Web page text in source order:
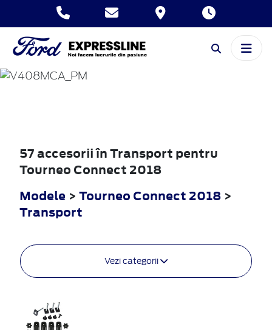
TOURNEO
CONNECT
57 accesorii în Transport pentru
Tourneo Connect 2018
Modele > Tourneo Connect 2018 >
Transport
Vezi categorii